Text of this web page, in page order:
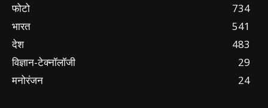
फोटो
734
भारत
541
देश
483
विज्ञान-टेक्नॉलॉजी
29
मनोरंजन
24